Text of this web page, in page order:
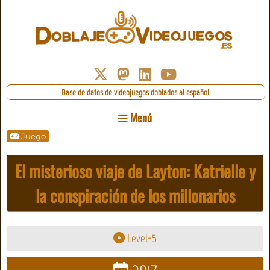
Base de datos de videojuegos doblados al español
Menú
Juego
El misterioso viaje de Layton: Katrielle y
la conspiración de los millonarios
Level-5